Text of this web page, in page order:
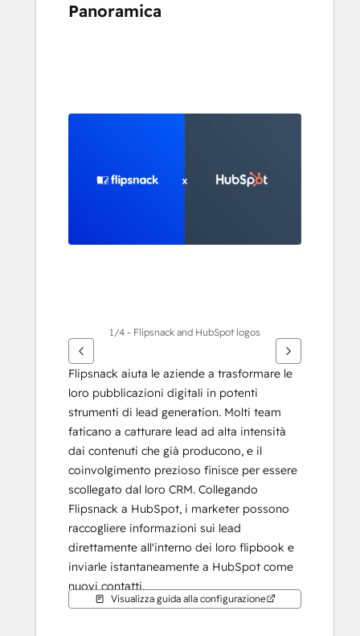
Panoramica
per
1/4 - Flipsnack and HubSpot logos
Flipsnack aiuta le aziende a trasformare le
loro pubblicazioni digitali in potenti
strumenti di lead generation. Molti team
faticano a catturare lead ad alta intensità
dai contenuti che già producono, e il
coinvolgimento prezioso finisce per essere
scollegato dal loro CRM. Collegando
Flipsnack a HubSpot, i marketer possono
raccogliere informazioni sui lead
direttamente all'interno dei loro flipbook e
inviarle istantaneamente a HubSpot come
nuovi contatti.
Visualizza guida alla configurazione